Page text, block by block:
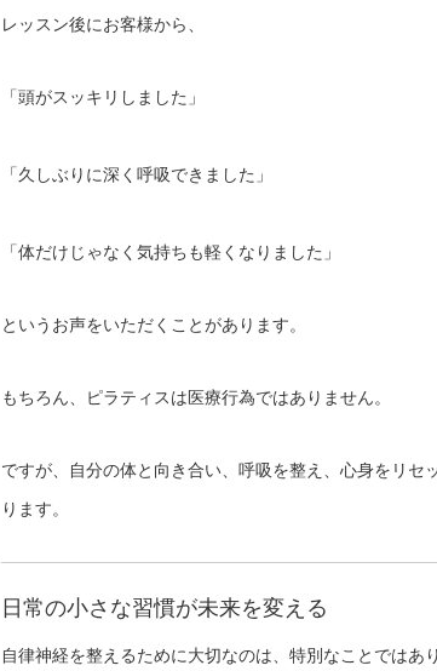
レッスン後にお客様から、
「頭がスッキリしました」
「久しぶりに深く呼吸できました」
「体だけじゃなく気持ちも軽くなりました」
というお声をいただくことがあります。
もちろん、ピラティスは医療行為ではありません。
ですが、自分の体と向き合い、呼吸を整え、心身をリ
ります。
日常の小さな習慣が未来を変える
自律神経を整えるために大切なのは、特別なことではあ